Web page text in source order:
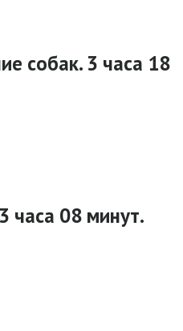
собак. 3 часа 18
часа 08 минут.